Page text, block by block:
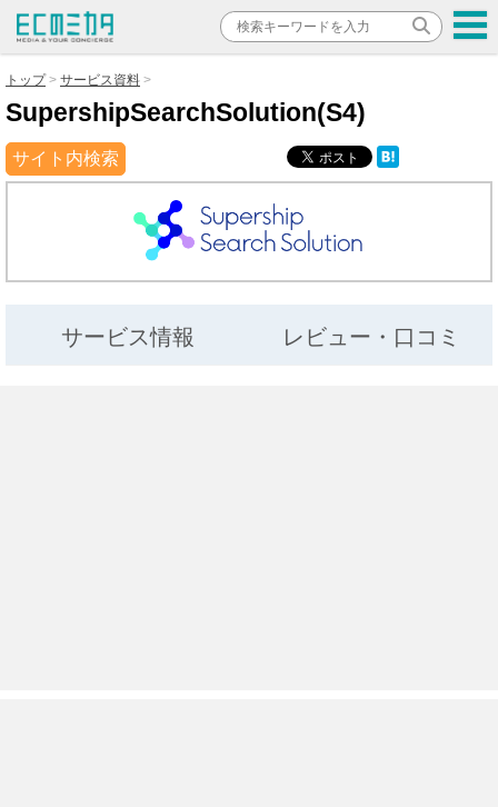
トップ サービス資料
SupershipSearchSolution(S4)
サイト内検索
サービス情報 レビュー・口コミ